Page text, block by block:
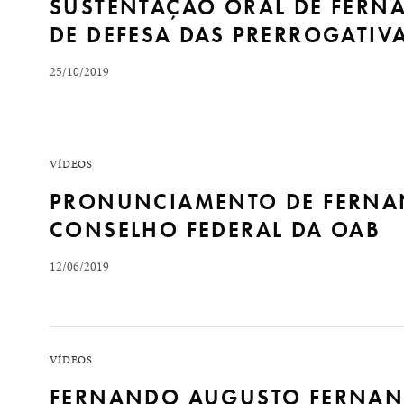
READ MORE
SUSTENTAÇÃO ORAL DE
DE DEFESA DAS
25/10/2019
Tribunal concedeu HC no caso de advogado que
colaborar com as investigações. A decisão…
READ MORE
VÍDEOS
PRONUNCIAMENTO DE
CONSELHO FEDERAL DA OAB
12/06/2019
VÍDEOS
FERNANDO AUGUSTO